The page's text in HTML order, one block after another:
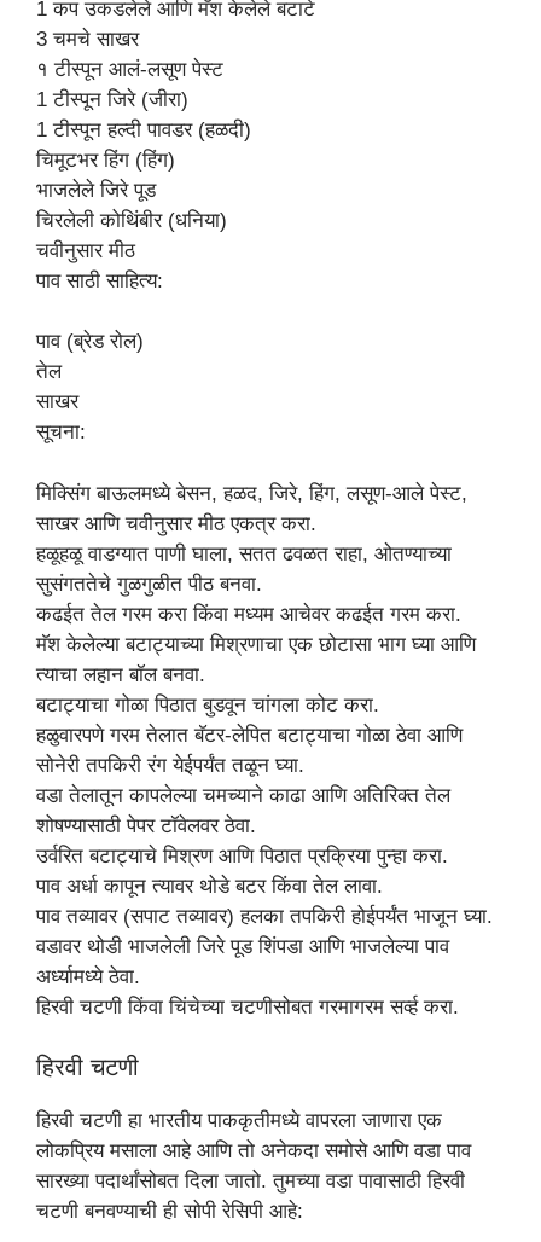
1 कप उकडलेले आणि मॅश केलेले बटाटे
3 चमचे साखर
१ टीस्पून आलं-लसूण पेस्ट
1 टीस्पून जिरे (जीरा)
1 टीस्पून हल्दी पावडर (हळदी)
चिमूटभर हिंग (हिंग)
भाजलेले जिरे पूड
चिरलेली कोथिंबीर (धनिया)
चवीनुसार मीठ
पाव साठी साहित्य:
पाव (ब्रेड रोल)
तेल
साखर
सूचना:
मिक्सिंग बाऊलमध्ये बेसन, हळद, जिरे, हिंग, लसूण-आले पेस्ट,
साखर आणि चवीनुसार मीठ एकत्र करा.
हळूहळू वाडग्यात पाणी घाला, सतत ढवळत राहा, ओतण्याच्या
सुसंगततेचे गुळगुळीत पीठ बनवा.
कढईत तेल गरम करा किंवा मध्यम आचेवर कढईत गरम करा.
मॅश केलेल्या बटाट्याच्या मिश्रणाचा एक छोटासा भाग घ्या आणि
त्याचा लहान बॉल बनवा.
बटाट्याचा गोळा पिठात बुडवून चांगला कोट करा.
हळुवारपणे गरम तेलात बॅटर-लेपित बटाट्याचा गोळा ठेवा आणि
सोनेरी तपकिरी रंग येईपर्यंत तळून घ्या.
वडा तेलातून कापलेल्या चमच्याने काढा आणि अतिरिक्त तेल
शोषण्यासाठी पेपर टॉवेलवर ठेवा.
उर्वरित बटाट्याचे मिश्रण आणि पिठात प्रक्रिया पुन्हा करा.
पाव अर्धा कापून त्यावर थोडे बटर किंवा तेल लावा.
पाव तव्यावर (सपाट तव्यावर) हलका तपकिरी होईपर्यंत भाजून घ्या.
वडावर थोडी भाजलेली जिरे पूड शिंपडा आणि भाजलेल्या पाव
अर्ध्यामध्ये ठेवा.
हिरवी चटणी किंवा चिंचेच्या चटणीसोबत गरमागरम सर्व्ह करा.
हिरवी चटणी
हिरवी चटणी हा भारतीय पाककृतीमध्ये वापरला जाणारा एक
लोकप्रिय मसाला आहे आणि तो अनेकदा समोसे आणि वडा पाव
सारख्या पदार्थांसोबत दिला जातो. तुमच्या वडा पावासाठी हिरवी
चटणी बनवण्याची ही सोपी रेसिपी आहे: